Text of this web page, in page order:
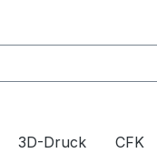
3D-Druck CFK